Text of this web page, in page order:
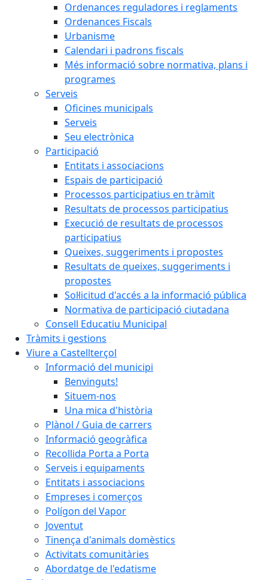
Ordenances reguladores i reglaments
Ordenances Fiscals
Urbanisme
Calendari i padrons fiscals
Més informació sobre normativa, plans i
programes
Serveis
Oficines municipals
Serveis
Seu electrònica
Participació
Entitats i associacions
Espais de participació
Processos participatius en tràmit
Resultats de processos participatius
Execució de resultats de processos
participatius
Queixes, suggeriments i propostes
Resultats de queixes, suggeriments i
propostes
Sol·licitud d'accés a la informació pública
Normativa de participació ciutadana
Consell Educatiu Municipal
Tràmits i gestions
Viure a Castellterçol
Informació del municipi
Benvinguts!
Situem-nos
Una mica d'història
Plànol / Guia de carrers
Informació geogràfica
Recollida Porta a Porta
Serveis i equipaments
Entitats i associacions
Empreses i comerços
Polígon del Vapor
Joventut
Tinença d'animals domèstics
Activitats comunitàries
Abordatge de l'edatisme